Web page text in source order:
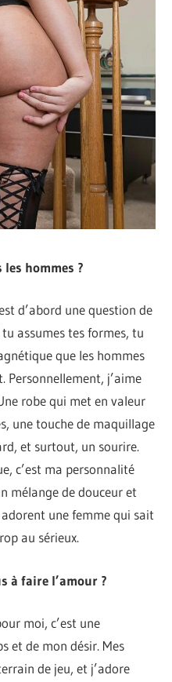
les hommes ?
d’abord une question de
assumes tes formes, tu
que les hommes
j’aime
robe qui met en valeur
une touche de maquillage
et surtout, un sourire.
c’est ma personnalité
mélange de douceur et
une femme qui sait
au sérieux.
à faire l’amour ?
moi, c’est une
et de mon désir. Mes
de jeu, et j’adore